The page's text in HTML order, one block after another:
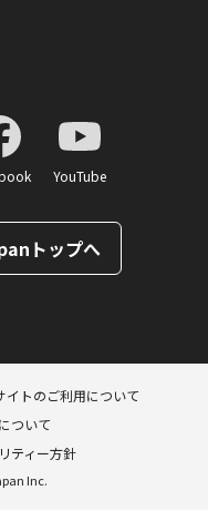
YouTube
トップへ
イトのご利用について
ついて
ティー方針
Inc.